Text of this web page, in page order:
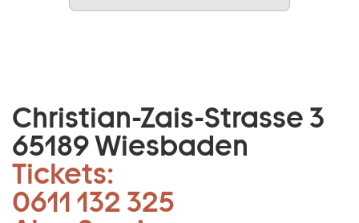
Christian-Zais-Strasse 3
65189 Wiesbaden
Tickets:
0611 132 325